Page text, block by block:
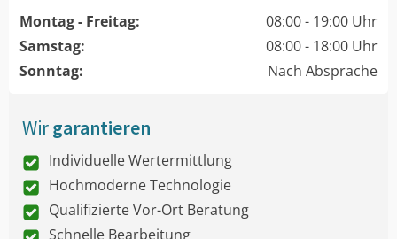
Montag - Freitag:
08:00 - 19:00 Uhr
Samstag:
08:00 - 18:00 Uhr
Sonntag:
Nach Absprache
Wirgarantieren
Individuelle Wertermittlung
Hochmoderne Technologie
Qualifizierte Vor-Ort Beratung
Schnelle Bearbeitung